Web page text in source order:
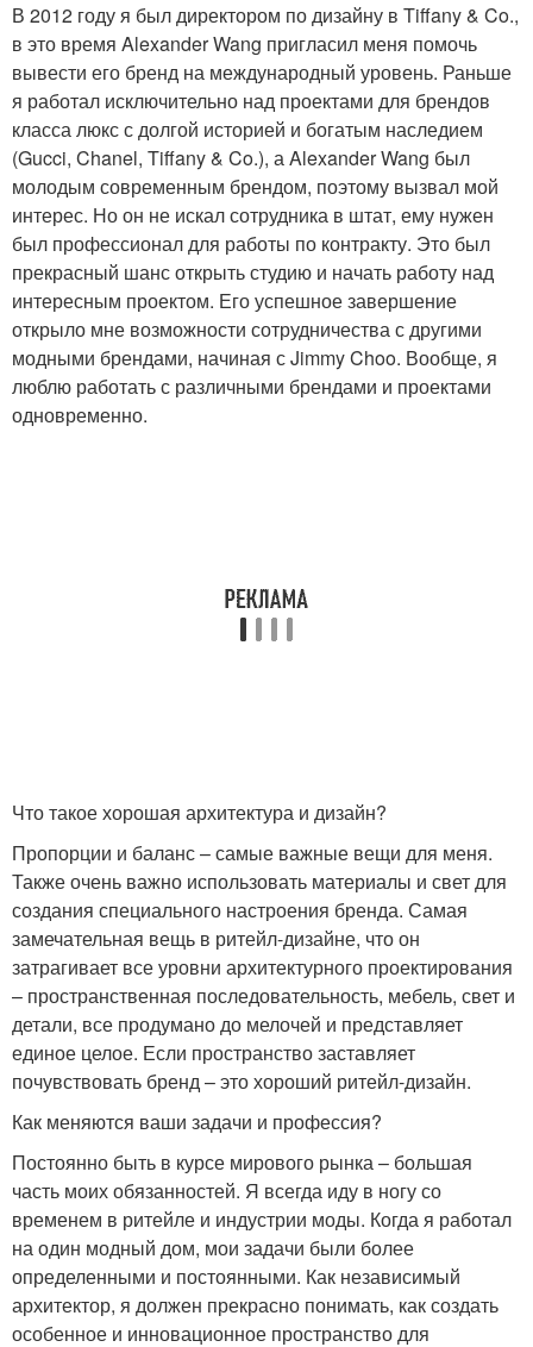
В 2012 году я был директором по дизайну в Tiffany & Co.,
в это время Alexander Wang пригласил меня помочь
вывести его бренд на международный уровень. Раньше
я работал исключительно над проектами для брендов
класса люкс с долгой историей и богатым наследием
(Gucci, Chanel, Tiffany & Co.), а Alexander Wang был
молодым современным брендом, поэтому вызвал мой
интерес. Но он не искал сотрудника в штат, ему нужен
был профессионал для работы по контракту. Это был
прекрасный шанс открыть студию и начать работу над
интересным проектом. Его успешное завершение
открыло мне возможности сотрудничества с другими
модными брендами, начиная с Jimmy Choo. Вообще, я
люблю работать с различными брендами и проектами
одновременно.
Что такое хорошая архитектура и дизайн?
Пропорции и баланс – самые важные вещи для меня.
Также очень важно использовать материалы и свет для
создания специального настроения бренда. Самая
замечательная вещь в ритейл-дизайне, что он
затрагивает все уровни архитектурного проектирования
– пространственная последовательность, мебель, свет и
детали, все продумано до мелочей и представляет
единое целое. Если пространство заставляет
почувствовать бренд – это хороший ритейл-дизайн.
Как меняются ваши задачи и профессия?
Постоянно быть в курсе мирового рынка – большая
часть моих обязанностей. Я всегда иду в ногу со
временем в ритейле и индустрии моды. Когда я работал
на один модный дом, мои задачи были более
определенными и постоянными. Как независимый
архитектор, я должен прекрасно понимать, как создать
особенное и инновационное пространство для